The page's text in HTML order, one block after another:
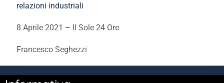
relazioni industriali
8 Aprile 2021 – Il Sole 24 Ore
Francesco Seghezzi